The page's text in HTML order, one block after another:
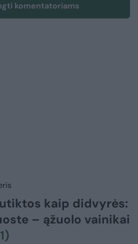
komentatoriams
kaip didvyrės:
– ąžuolo vainikai